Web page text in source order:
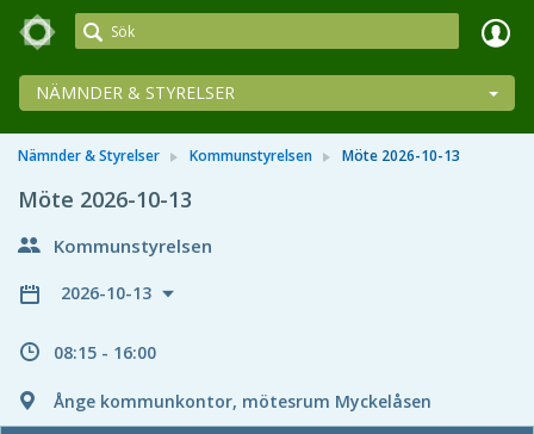
Meetings+
NÄMNDER & STYRELSER
Nämnder & Styrelser Kommunstyrelsen Möte 2026-10-13
Möte 2026-10-13
Kommunstyrelsen
2026-10-13
08:15 - 16:00
Ånge kommunkontor, mötesrum Myckelåsen